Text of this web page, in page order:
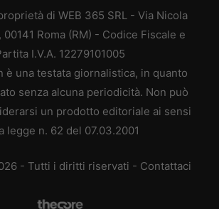
di WEB 365 SRL - Via Nicola
00141 Roma (RM) - Codice Fiscale e
I.V.A. 12279101005
è una testata giornalistica, in quanto
senza alcuna periodicità. Non può
un prodotto editoriale ai sensi
legge n. 62 del 07.03.2001
- Tutti i diritti riservati - Contattaci